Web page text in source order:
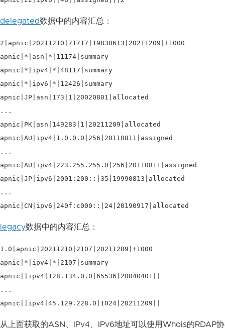
delegated数据中的内容汇总：
2|apnic|20211210|71717|19830613|20211209|+1000
apnic|*|asn|*|11174|summary
apnic|*|ipv4|*|48117|summary
apnic|*|ipv6|*|12426|summary
apnic|JP|asn|173|1|20020801|allocated
...
apnic|PK|asn|149283|1|20211209|allocated
apnic|AU|ipv4|1.0.0.0|256|20110811|assigned
...
apnic|AU|ipv4|223.255.255.0|256|20110811|assigned
apnic|JP|ipv6|2001:200::|35|19990813|allocated
...
legacy数据中的内容汇总：
1.0|apnic|20211210|2107|20211209|+1000
apnic|*|ipv4|*|2107|summary
apnic||ipv4|128.134.0.0|65536|20040401||
...
从上面获取的ASN、IPv4、IPv6地址可以使用Whois的RDAP协